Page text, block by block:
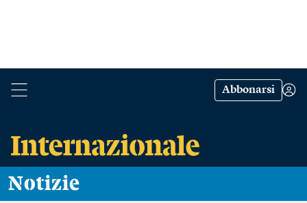
Abbonarsi
Notizie